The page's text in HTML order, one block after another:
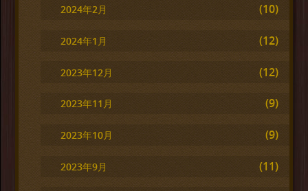
2024年2月 (10)
2024年1月 (12)
2023年12月 (12)
2023年11月 (9)
2023年10月 (9)
2023年9月 (11)